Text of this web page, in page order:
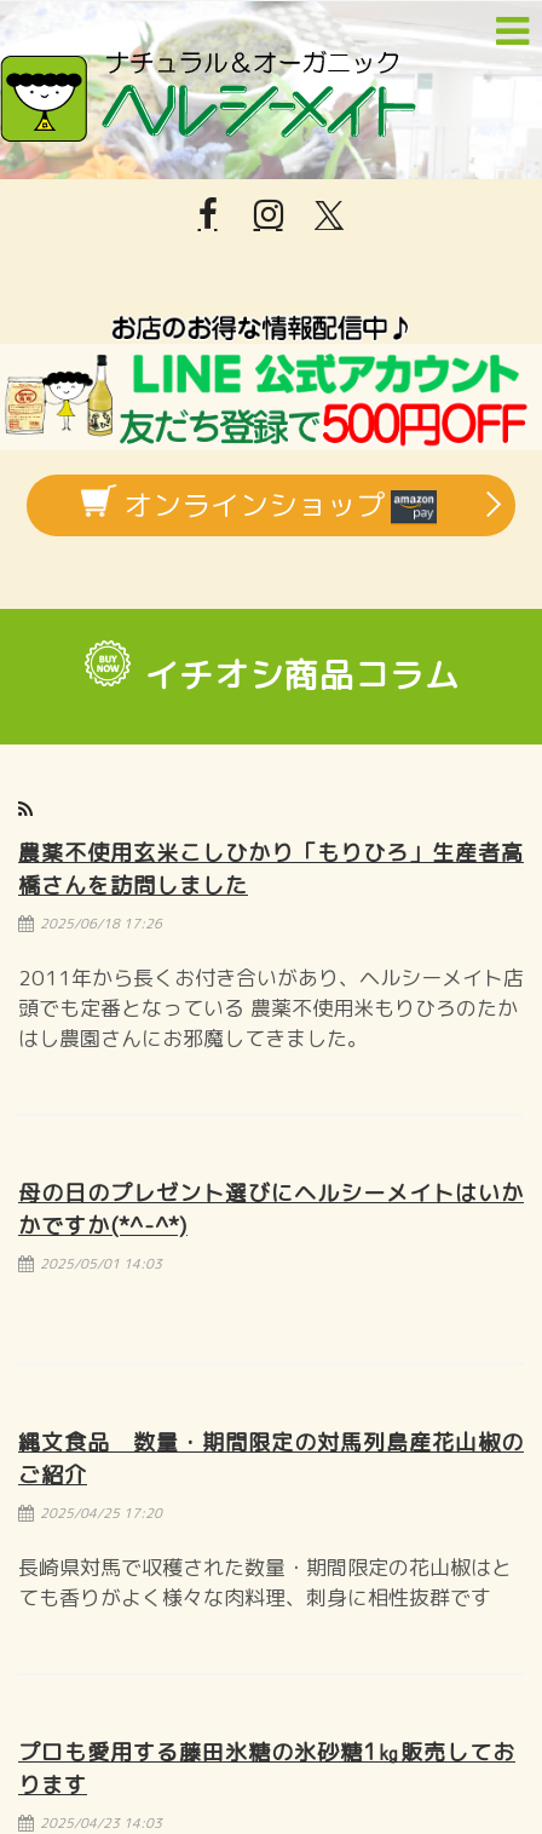
オンラインショップ
イチオシ商品コラム
農薬不使用玄米こしひかり「もりひろ」生産者高
橋さんを訪問しました
2025/06/18 17:26
2011年から長くお付き合いがあり、ヘルシーメイト店
頭でも定番となっている 農薬不使用米もりひろのたか
はし農園さんにお邪魔してきました。
母の日のプレゼント選びにヘルシーメイトはいか
かですか(*^-^*)
2025/05/01 14:03
縄文食品 数量・期間限定の対馬列島産花山椒の
ご紹介
2025/04/25 17:20
長崎県対馬で収穫された数量・期間限定の花山椒はと
ても香りがよく様々な肉料理、刺身に相性抜群です
プロも愛用する藤田氷糖の氷砂糖1㎏販売してお
ります
2025/04/23 14:03